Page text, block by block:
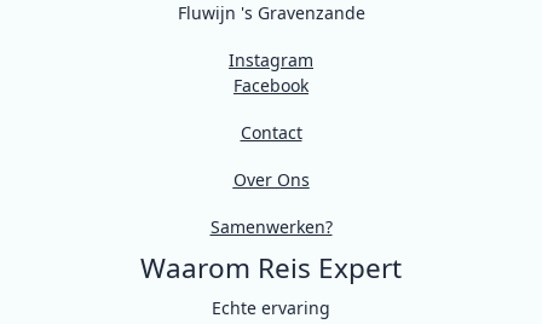
Fluwijn 's Gravenzande
Instagram
Facebook
Contact
Over Ons
Samenwerken?
Waarom Reis Expert
Echte ervaring